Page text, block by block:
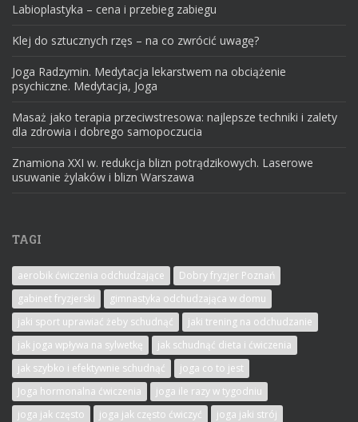
Labioplastyka – cena i przebieg zabiegu
Klej do sztucznych rzęs – na co zwrócić uwagę?
Joga Radzymin. Medytacja lekarstwem na obciążenie
psychiczne. Medytacja, Joga
Masaż jako terapia przeciwstresowa: najlepsze techniki i zalety
dla zdrowia i dobrego samopoczucia
Znamiona XXI w. redukcja blizn potrądzikowych. Laserowe
usuwanie żylaków i blizn Warszawa
TAGI
aerobik ćwiczenia odchudzające
Dobry fryzjer Poznań
gabinet fryzjerski
gimnastyka odchudzająca w domu
jaki sport uprawiać żeby schudnąć
jaki trening na odchudzanie
jak joga wpływa na sylwetkę
jak schudnąć dieta i ćwiczenia
jak szybko i efektywnie schudnąć
joga co to jest
Joga hormonalna ćwiczenia
joga ile razy w tygodniu
joga jak często
joga jak często ćwiczyć
joga jaki strój